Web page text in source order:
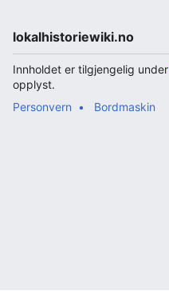
lokalhistoriewiki.no
Innholdet er tilgjengelig under
opplyst.
Personvern
Bordmaskin